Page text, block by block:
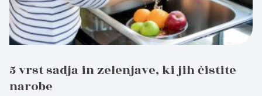
5 vrst sadja in zelenjave, ki jih čistite
narobe